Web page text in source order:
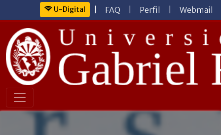
U-Digital FAQ Perfil Webmail